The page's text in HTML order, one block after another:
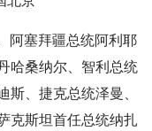
阿塞拜疆总统阿利耶
哈桑纳尔、智利总统
、捷克总统泽曼、
克斯坦首任总统纳扎